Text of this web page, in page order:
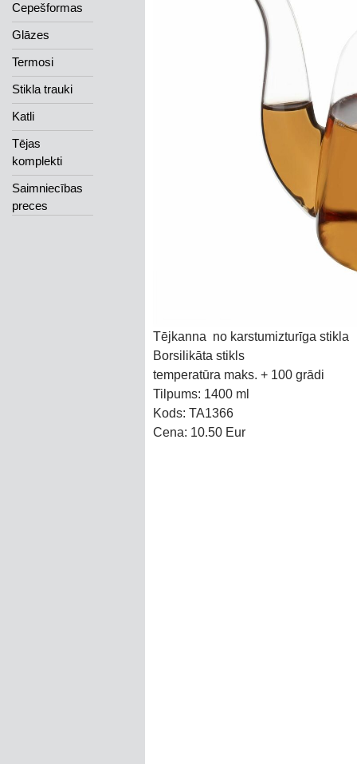
Tējkanna no karstumizturīga stikla
Borsilikāta stikls
temperatūra maks. + 100 grādi
Tilpums: 1400 ml
Kods: TA1366
Cena: 10.50 Eur
Cepešformas
Glāzes
Termosi
Stikla trauki
Katli
Tējas
komplekti
Saimniecības
preces